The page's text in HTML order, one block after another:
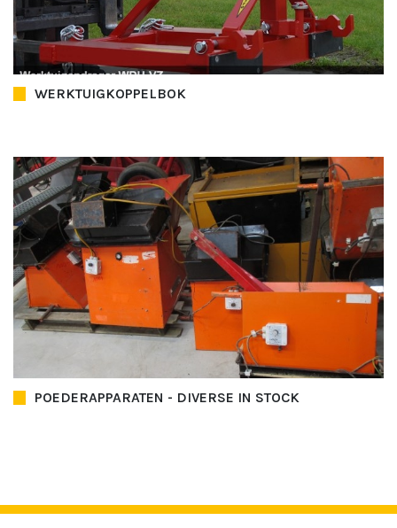
WERKTUIGKOPPELBOK
POEDERAPPARATEN - DIVERSE IN STOCK